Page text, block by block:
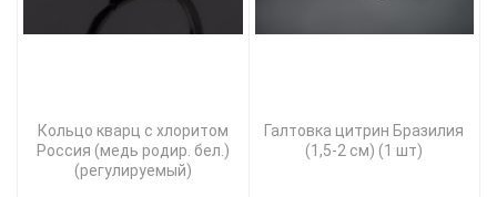
Кольцо кварц с хлоритом
Россия (медь родир. бел.)
(регулируемый)
Галтовка цитрин Бразилия
(1,5-2 см) (1 шт)